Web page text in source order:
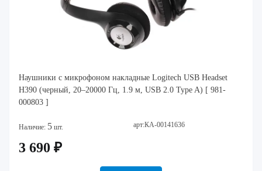
Наушники с микрофоном накладные Logitech USB Headset
H390 (черный, 20–20000 Гц, 1.9 м, USB 2.0 Type A) [ 981-
000803 ]
Наличие: 5 шт. арт:КА-00141636
3 690 ₽